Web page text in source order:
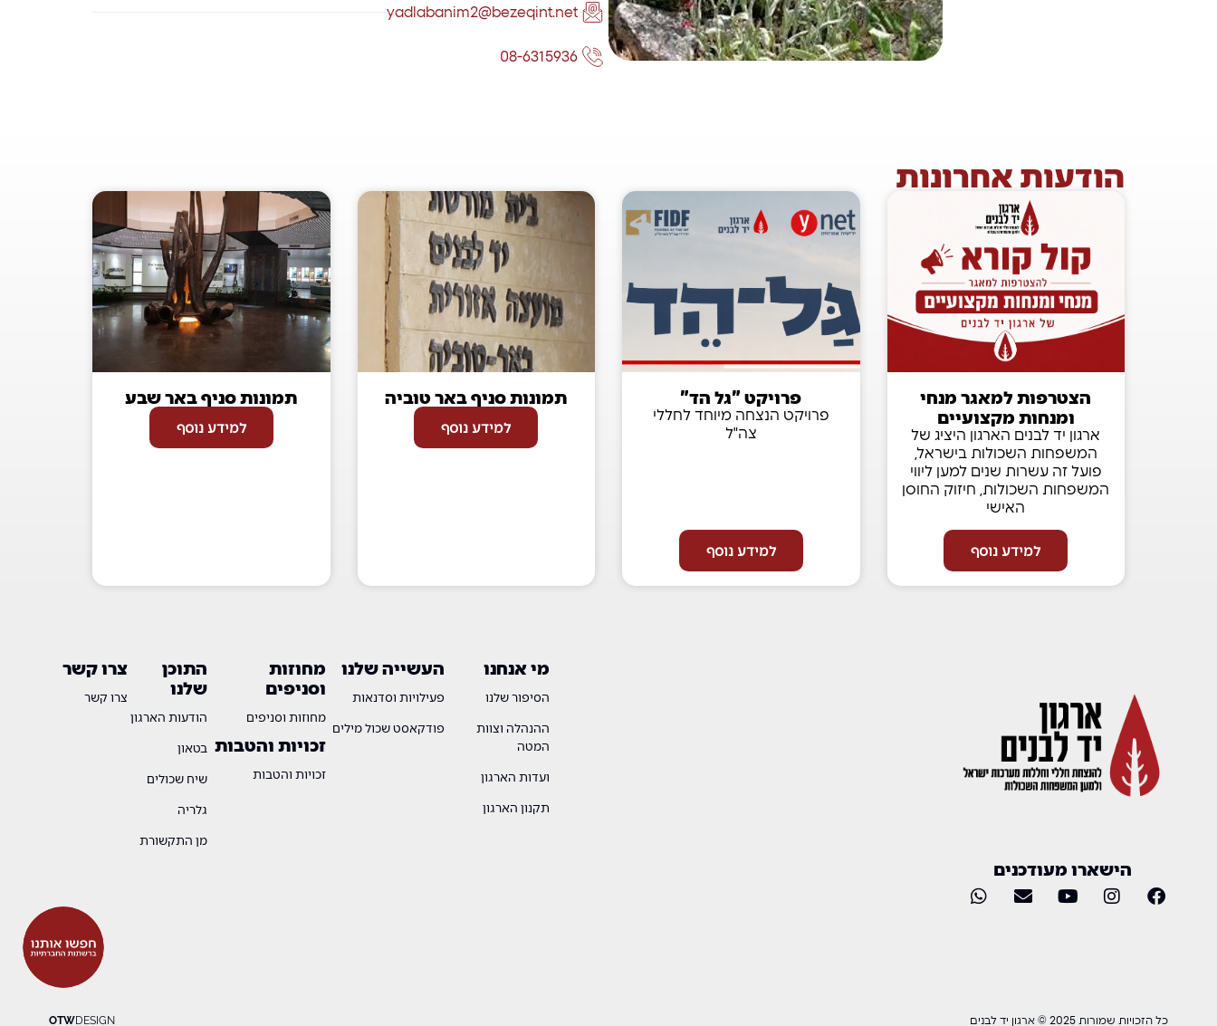
yadlabanim2@bezeqint.net
08-6315936
הודעות אחרונות
הצטרפות למאגר מנחי
ומנחות מקצועיים
ארגון יד לבנים הארגון היציג של
המשפחות השכולות בישראל,
פועל זה עשרות שנים למען ליווי
המשפחות השכולות, חיזוק החוסן
האישי
למידע נוסף
פרויקט "גל הד"
פרויקט הנצחה מיוחד לחללי
צה"ל
למידע נוסף
תמונות סניף באר טוביה
למידע נוסף
תמונות סניף באר שבע
למידע נוסף
צרו קשר
צרו קשר
התוכן
שלנו
הודעות הארגון
בטאון
שיח שכולים
גלריה
מן התקשורת
מחוזות
וסניפים
מחוזות וסניפים
זכויות והטבות
זכויות והטבות
העשייה שלנו
פעילויות וסדנאות
פודקאסט שכול מילים
מי אנחנו
הסיפור שלנו
ההנהלה וצוות
המטה
ועדות הארגון
תקנון הארגון
הישארו מעודכנים
OTWDESIGN כל הזכויות שמורות 2025 © ארגון יד לבנים